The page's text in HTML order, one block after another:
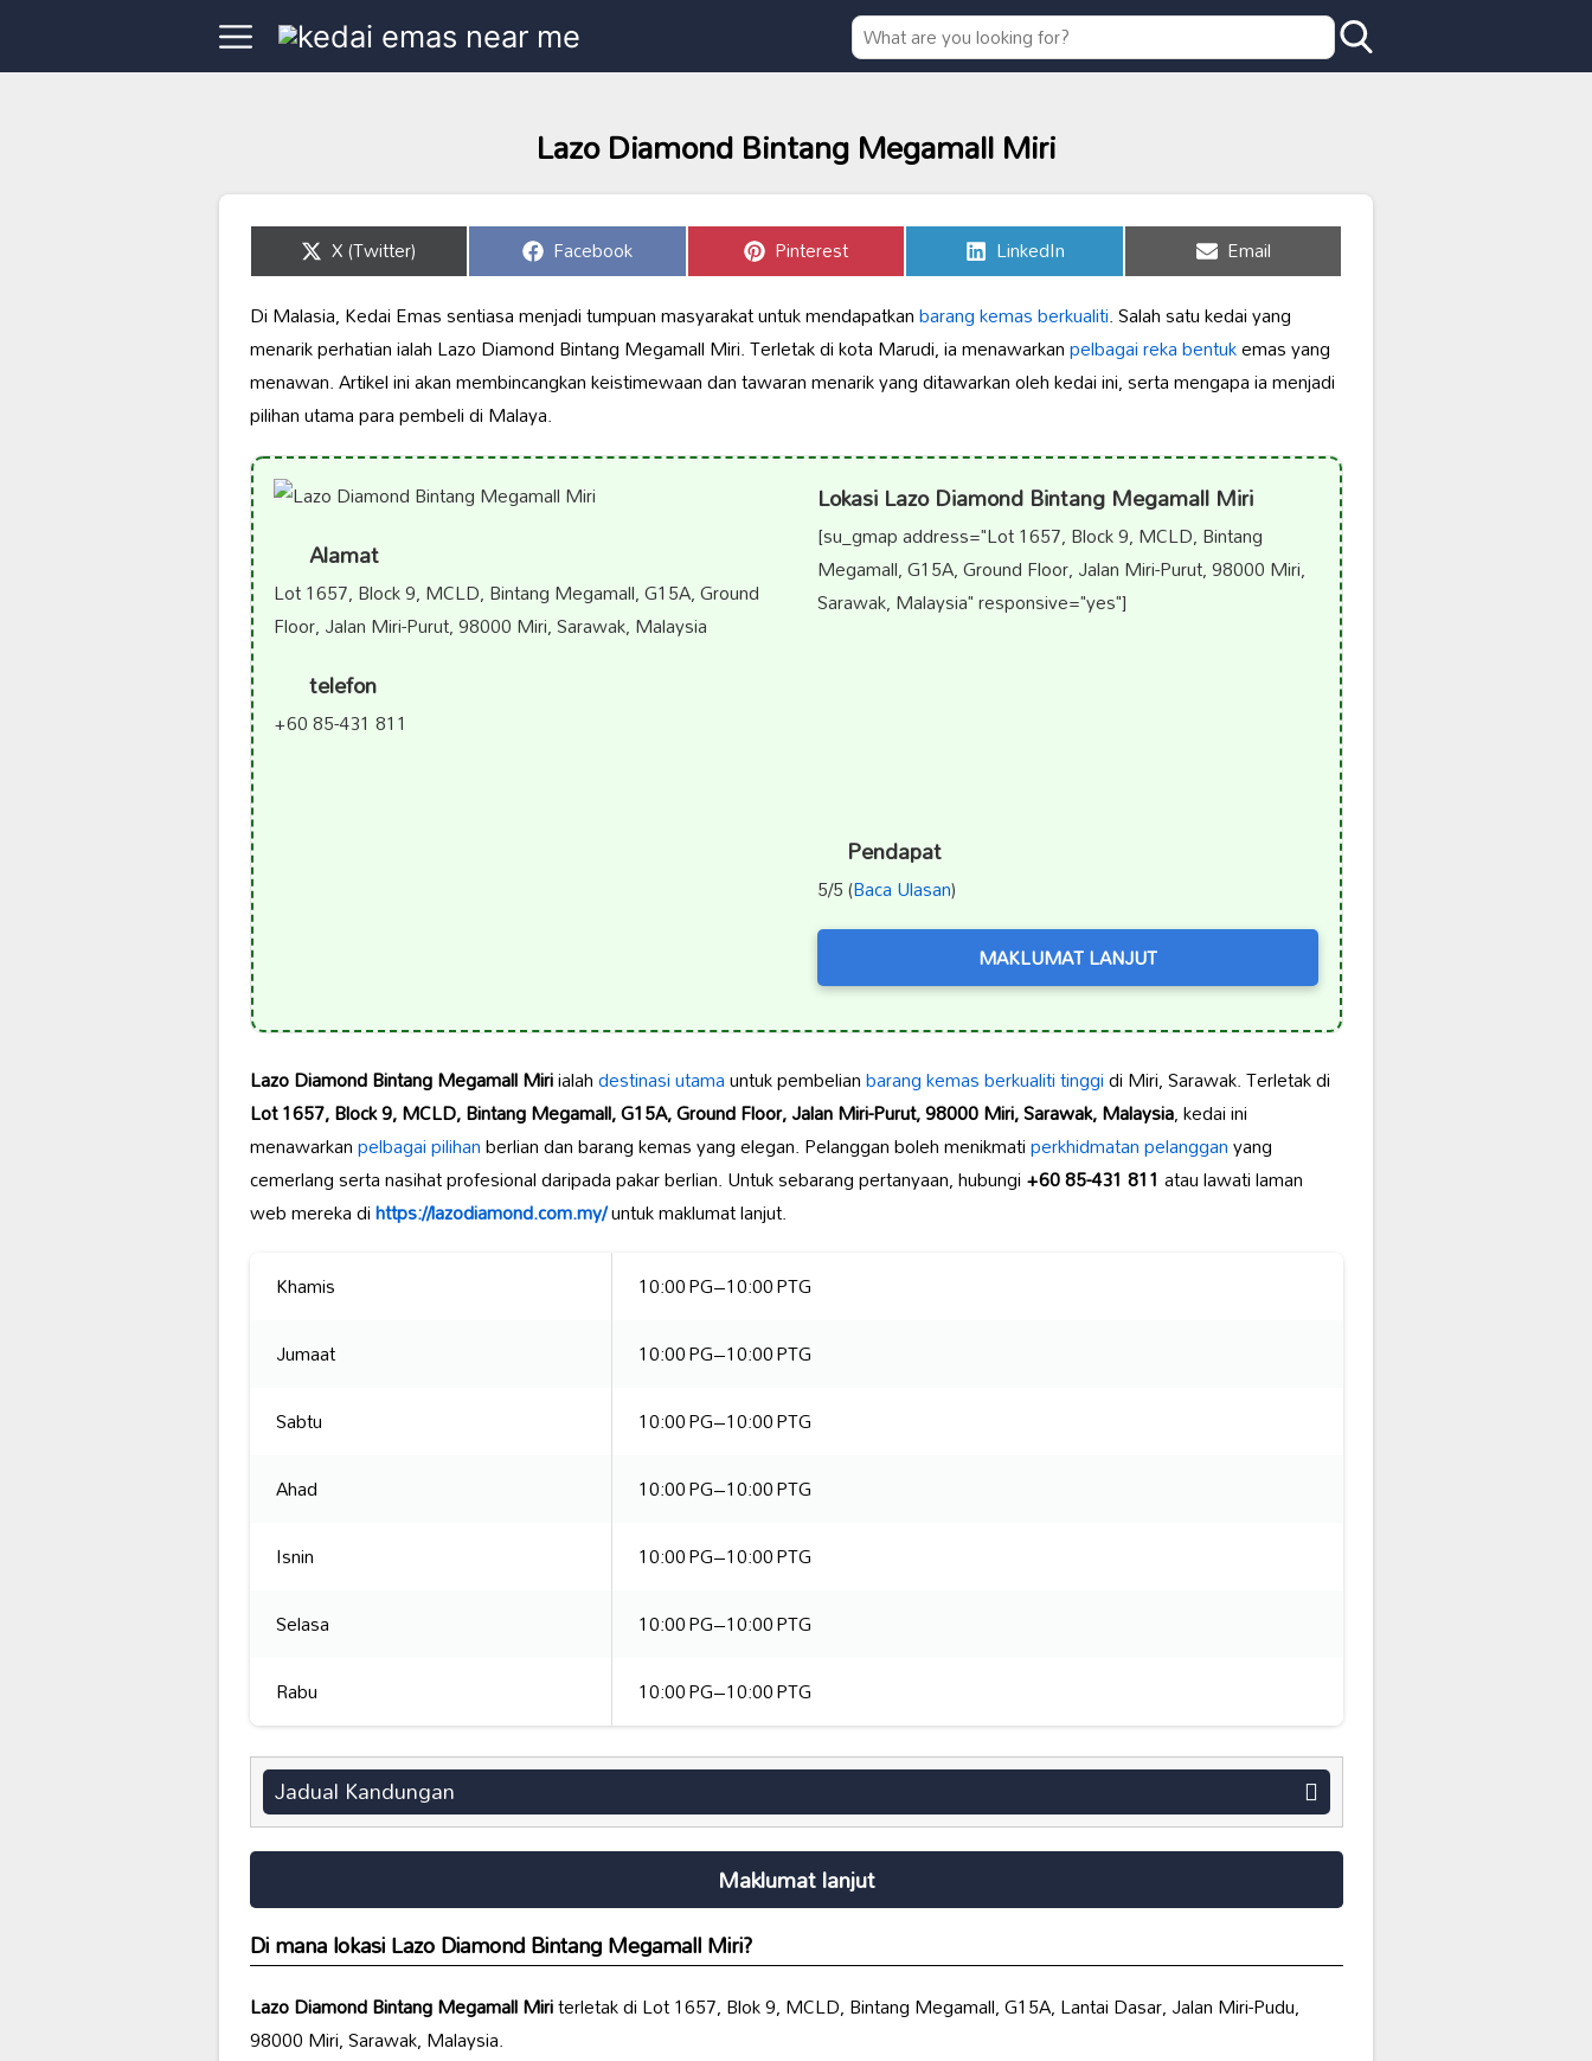
Lazo Diamond Bintang Megamall Miri
Share
on
X (Twitter) Share
on
Facebook Share
on
Pinterest Share
on
LinkedIn Share
on
Email
Di Malasia, Kedai Emas sentiasa menjadi tumpuan masyarakat untuk mendapatkanbarang kemas berkualiti. Salah satu kedai yang
menarik perhatian ialah Lazo Diamond Bintang Megamall Miri. Terletak di kota Marudi, ia menawarkanpelbagai reka bentukemas yang
menawan. Artikel ini akan membincangkan keistimewaan dan tawaran menarik yang ditawarkan oleh kedai ini, serta mengapa ia menjadi
pilihan utama para pembeli di Malaya.
Alamat
Lot 1657, Block 9, MCLD, Bintang Megamall, G15A, Ground
Floor, Jalan Miri-Purut, 98000 Miri, Sarawak, Malaysia
telefon
+60 85-431 811
Lokasi Lazo Diamond Bintang Megamall Miri
[su_gmap address="Lot 1657, Block 9, MCLD, Bintang
Megamall, G15A, Ground Floor, Jalan Miri-Purut, 98000 Miri,
Sarawak, Malaysia" responsive="yes"]
Pendapat
5/5 (Baca Ulasan)
MAKLUMAT LANJUT
Lazo Diamond Bintang Megamall Miriialahdestinasi utamauntuk pembelianbarang kemasberkualiti tinggidi Miri, Sarawak. Terletak di
Lot 1657, Block 9, MCLD, Bintang Megamall, G15A, Ground Floor, Jalan Miri-Purut, 98000 Miri, Sarawak, Malaysia, kedai ini
menawarkanpelbagai pilihanberlian dan barang kemas yang elegan. Pelanggan boleh menikmatiperkhidmatan pelangganyang
cemerlang serta nasihat profesional daripada pakar berlian. Untuk sebarang pertanyaan, hubungi+60 85-431 811 atau lawati laman
web mereka dihttps://lazodiamond.com.my/untuk maklumat lanjut.
Khamis
10:00 PG–10:00 PTG
Jumaat
10:00 PG–10:00 PTG
Sabtu
10:00 PG–10:00 PTG
Ahad
10:00 PG–10:00 PTG
Isnin
10:00 PG–10:00 PTG
Selasa
10:00 PG–10:00 PTG
Rabu
10:00 PG–10:00 PTG
Jadual Kandungan
Maklumat lanjut
Di mana lokasiLazo Diamond Bintang Megamall Miri?
Lazo Diamond Bintang Megamall Miriterletak di Lot 1657, Blok 9, MCLD, Bintang Megamall, G15A, Lantai Dasar, Jalan Miri-Pudu,
98000 Miri, Sarawak, Malaysia.